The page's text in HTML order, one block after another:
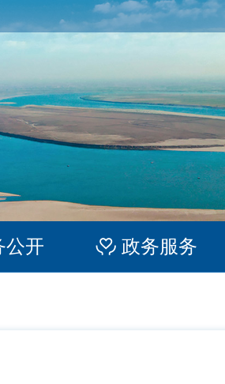
公开 政务服务